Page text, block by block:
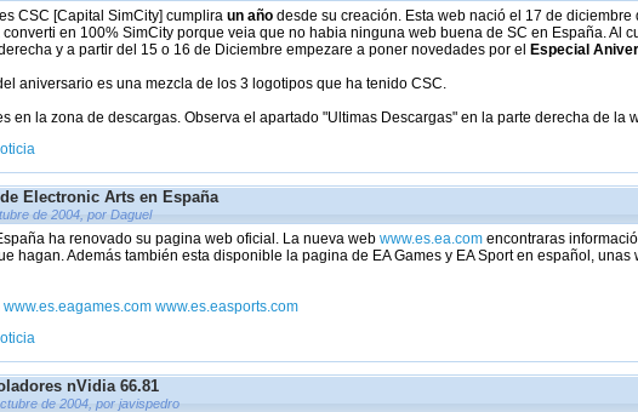
CSC [Capital SimCity] cumpliraun añodesde su creación. Esta web nació el 17 de
converti en 100% SimCity porque veia que no habia ninguna web buena de SC en España. Al
y a partir del 15 o 16 de Diciembre empezare a poner novedades por el
Especial
aniversario es una mezcla de los 3 logotipos que ha tenido CSC.
en la zona de descargas. Observa el apartado "Ultimas Descargas" en la parte derecha de la
Electronic Arts en España
de 2004, por Daguel
ha renovado su pagina web oficial. La nueva webwww.es.ea.com encontraras
hagan. Además también esta disponible la pagina de EA Games y EA Sport en español,
www.es.eagames.com www.es.easports.com
nVidia 66.81
de 2004, por javispedro